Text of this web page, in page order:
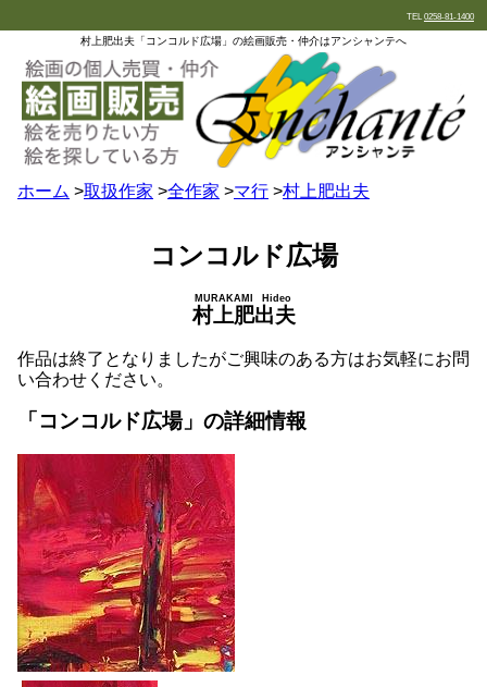
TEL 0258-81-1400
村上肥出夫「コンコルド広場」の絵画販売・仲介はアンシャンテへ
ホーム >取扱作家 >全作家 >マ行 >村上肥出夫
コンコルド広場
村上肥出夫
MURAKAMI Hideo
作品は終了となりましたがご興味のある方はお気軽にお問
い合わせください。
「コンコルド広場」の詳細情報